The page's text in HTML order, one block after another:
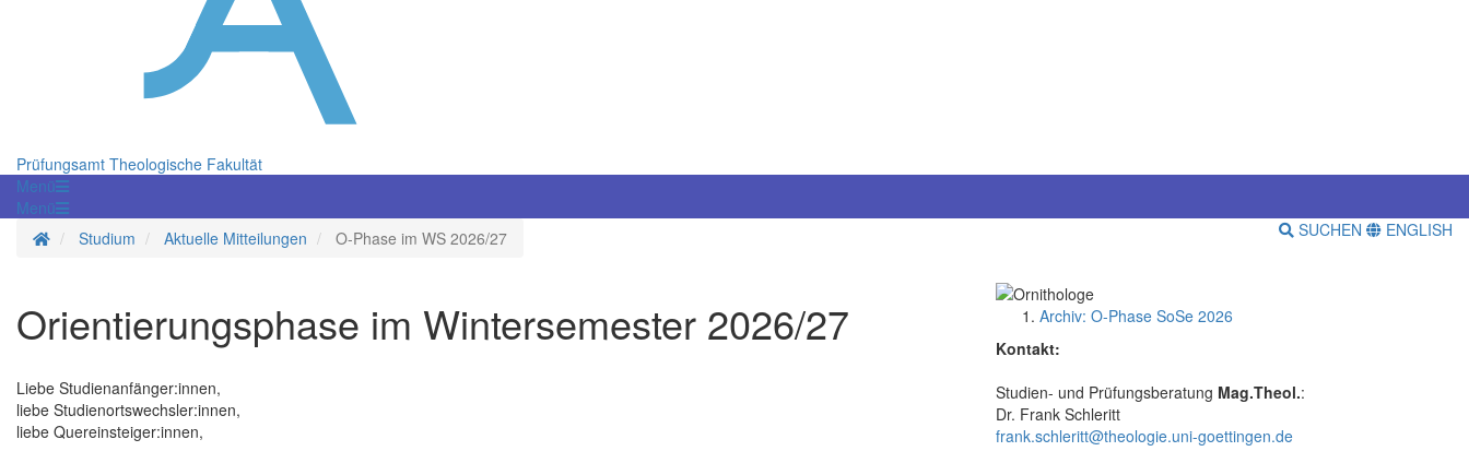
Prüfungsamt Theologische Fakultät
Menü
Menü
Startseite
Studium Aktuelle Mitteilungen O-Phase im WS 2026/27 SUCHEN ENGLISH
Orientierungsphase im Wintersemester 2026/27
Liebe Studienanfänger:innen,
liebe Studienortswechsler:innen,
liebe Quereinsteiger:innen,
Archiv: O-Phase SoSe 2026
Kontakt:
Studien- und Prüfungsberatung Mag.Theol.:
Dr. Frank Schleritt
frank.schleritt@theologie.uni-goettingen.de